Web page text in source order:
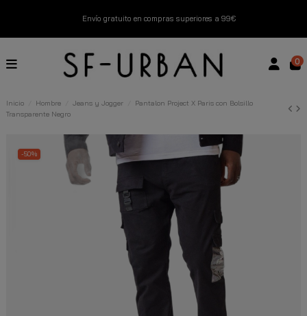
Envío gratuito en compras superiores a 99€
Nuevos productos disponibles esta semana
0
Inicio Hombre Jeans y Jogger
Pantalon Project X Paris con Bolsillo
Transparente Negro
-50%